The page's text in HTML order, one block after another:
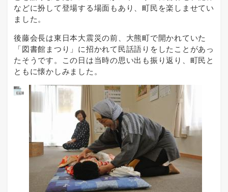
などに扮して登場する場面もあり、町民を楽しませてい
ました。
後藤会長は東日本大震災の前、大熊町で開かれていた
「図書館まつり」に招かれて民話語りをしたことがあっ
たそうです。この日は当時の思い出も振り返り、町民と
ともに懐かしみました。